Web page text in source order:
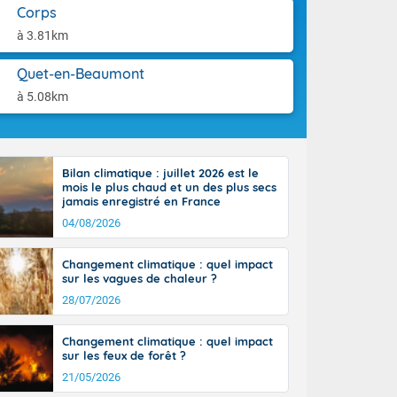
Corps
à 3.81km
Quet-en-Beaumont
à 5.08km
moins
à 30
35 degrés
jusque
la Corse.
Pyrénées,
marge de
de la
En soirée,
sur
22 à 24,
sur le
hors côtes
38 ou 39
Bilan climatique : juillet 2026 est le
mois le plus chaud et un des plus secs
jamais enregistré en France
04/08/2026
Changement climatique : quel impact
sur les vagues de chaleur ?
28/07/2026
Changement climatique : quel impact
sur les feux de forêt ?
21/05/2026